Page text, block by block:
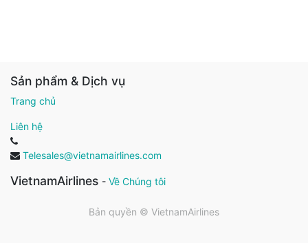
Sản phẩm & Dịch vụ
Trang chủ
Liên hệ
Telesales@vietnamairlines.com
VietnamAirlines - Về Chúng tôi
Bản quyền © VietnamAirlines